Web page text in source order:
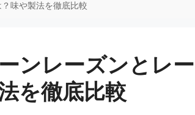
味や製法を徹底比較
ンレーズンとレ
を徹底比較